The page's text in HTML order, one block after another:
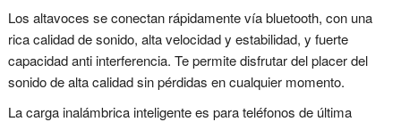
Los altavoces se conectan rápidamente vía bluetooth, con una
rica calidad de sonido, alta velocidad y estabilidad, y fuerte
capacidad anti interferencia. Te permite disfrutar del placer del
sonido de alta calidad sin pérdidas en cualquier momento.
La carga inalámbrica inteligente es para teléfonos de última